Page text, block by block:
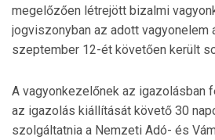
megelőzően létrejött bizalmi
jogviszonyban az adott vagyonelem
szeptember 12-ét követően került
A vagyonkezelőnek az igazolásban
az igazolás kiállítását követő 30
szolgáltatnia a Nemzeti Adó- és